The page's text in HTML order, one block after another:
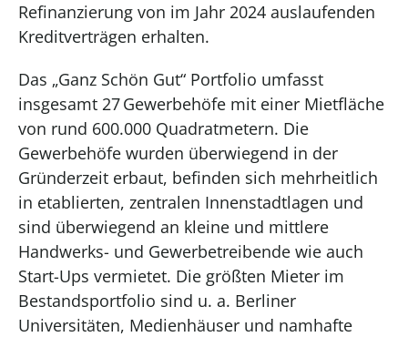
Refinanzierung von im Jahr 2024 auslaufenden
Kreditverträgen erhalten.
Das „Ganz Schön Gut“ Portfolio umfasst
insgesamt 27 Gewerbehöfe mit einer Mietfläche
von rund 600.000 Quadratmetern. Die
Gewerbehöfe wurden überwiegend in der
Gründerzeit erbaut, befinden sich mehrheitlich
in etablierten, zentralen Innenstadtlagen und
sind überwiegend an kleine und mittlere
Handwerks- und Gewerbetreibende wie auch
Start-Ups vermietet. Die größten Mieter im
Bestandsportfolio sind u. a. Berliner
Universitäten, Medienhäuser und namhafte